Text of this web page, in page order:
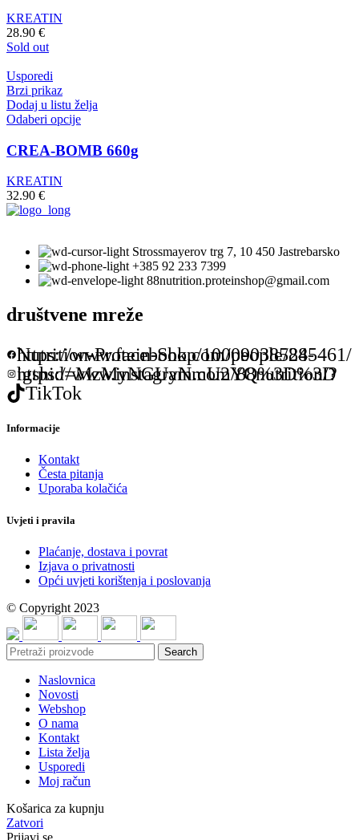
KREATIN
28.90 €
Sold out
Usporedi
Brzi prikaz
Dodaj u listu želja
Odaberi opcije
CREA-BOMB 660g
KREATIN
32.90 €
Strossmayerov trg 7, 10 450 Jastrebarsko
+385 92 233 7399
88nutrition.proteinshop@gmail.com
društvene mreže
https://www.facebook.com/people/88-Nutrition-Protein-Shop/100090385245461/
https://www.instagram.com/88nutrition/?igshid=MzMyNGUyNmU2YQ%3D%3D
TikTok
Informacije
Kontakt
Česta pitanja
Uporaba kolačića
Uvjeti i pravila
Plaćanje, dostava i povrat
Izjava o privatnosti
Opći uvjeti korištenja i poslovanja
© Copyright 2023
Search
Naslovnica
Novosti
Webshop
O nama
Kontakt
Lista želja
Usporedi
Moj račun
Košarica za kupnju
Zatvori
Prijavi se